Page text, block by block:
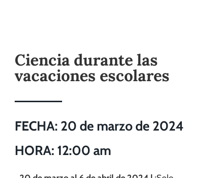
Ciencia durante las
vacaciones escolares
FECHA: 20 de marzo de 2024
HORA: 12:00 am